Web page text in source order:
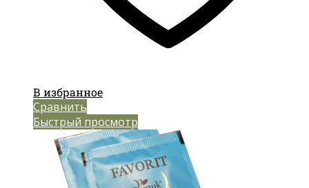
В избранное
Сравнить
Быстрый просмотр